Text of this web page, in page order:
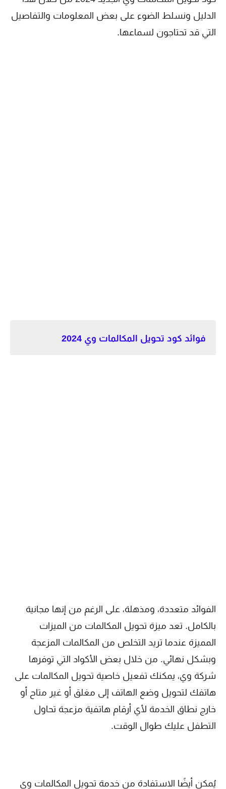
الدليل ونسلط الضوء على بعض المعلومات والتفاصيل
التي قد تحتاجون لسماعها.
فوائد كود تحويل المكالمات وي 2024
الفوائد متعددة، ومذهلة، على الرغم من إنها مجانية
بالكامل. تعد ميزة تحويل المكالمات من الميزات
المميزة عندما تريد التخلص من المكالمات المزعجة
وبشكل نهائي. من خلال بعض الأكواد التي توفرها
شركة وي، يمكنك تفعيل خاصية تحويل المكالمات على
هاتفك لتحويل وضع الهاتف إلى مغلق أو غير متاح أو
خارج نطاق الخدمة لأي أرقام هاتفية مزعجة تحاول
التطفل عليك طوال الوقت.
يُمكن أيضًا الاستفادة من خدمة تحويل المكالمات وي